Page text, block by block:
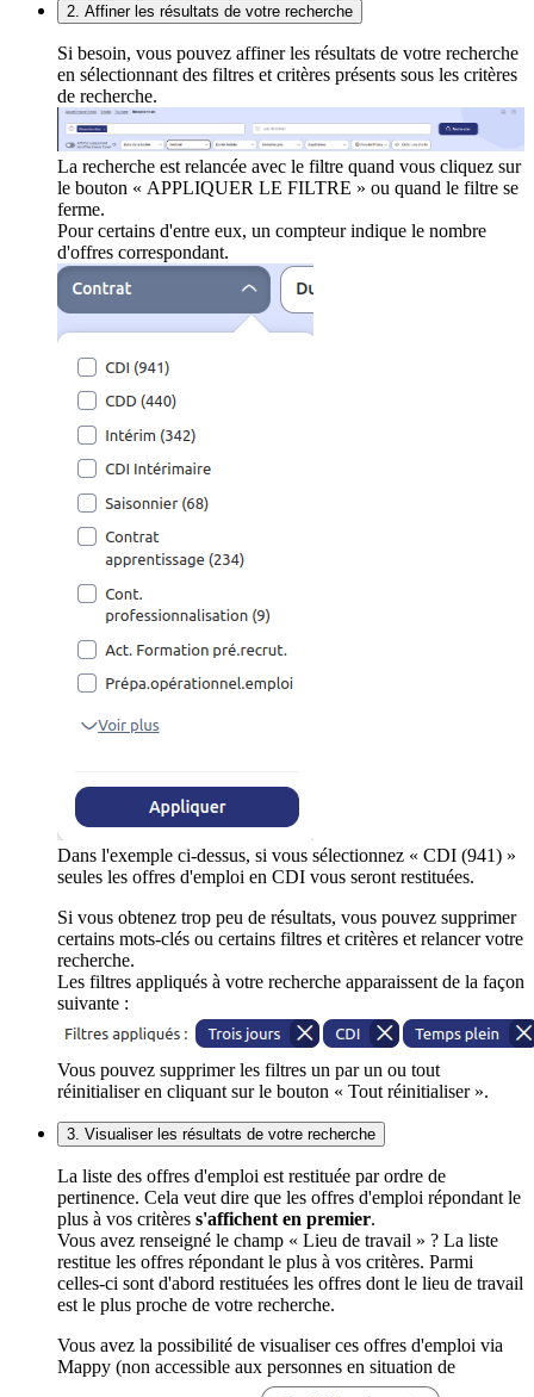
2. Affiner les résultats de votre recherche
Si besoin, vous pouvez affiner les résultats de votre recherche
en sélectionnant des filtres et critères présents sous les critères
de recherche.
La recherche est relancée avec le filtre quand vous cliquez sur
le bouton « APPLIQUER LE FILTRE » ou quand le filtre se
ferme.
Pour certains d'entre eux, un compteur indique le nombre
d'offres correspondant.
Dans l'exemple ci-dessus, si vous sélectionnez « CDI (941) »
seules les offres d'emploi en CDI vous seront restituées.
Si vous obtenez trop peu de résultats, vous pouvez supprimer
certains mots-clés ou certains filtres et critères et relancer votre
recherche.
Les filtres appliqués à votre recherche apparaissent de la façon
suivante :
Vous pouvez supprimer les filtres un par un ou tout
réinitialiser en cliquant sur le bouton « Tout réinitialiser ».
3. Visualiser les résultats de votre recherche
La liste des offres d'emploi est restituée par ordre de
pertinence. Cela veut dire que les offres d'emploi répondant le
plus à vos critères s'affichent en premier.
Vous avez renseigné le champ « Lieu de travail » ? La liste
restitue les offres répondant le plus à vos critères. Parmi
celles-ci sont d'abord restituées les offres dont le lieu de travail
est le plus proche de votre recherche.
Vous avez la possibilité de visualiser ces offres d'emploi via
Mappy (non accessible aux personnes en situation de